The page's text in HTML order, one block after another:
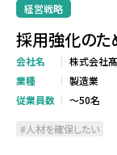
経営戦略
採用強化のた
会社名
株式会社
業種
製造業
従業員数
～50名
人材を確保したい